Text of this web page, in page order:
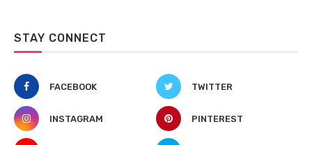
STAY CONNECT
FACEBOOK TWITTER
INSTAGRAM PINTEREST